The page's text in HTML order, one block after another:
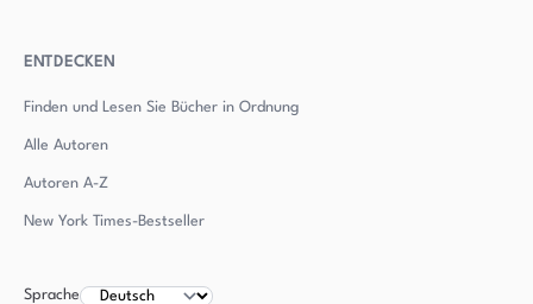
ENTDECKEN
Finden und Lesen Sie Bücher in Ordnung
Alle Autoren
Autoren A-Z
New York Times-Bestseller
Sprache